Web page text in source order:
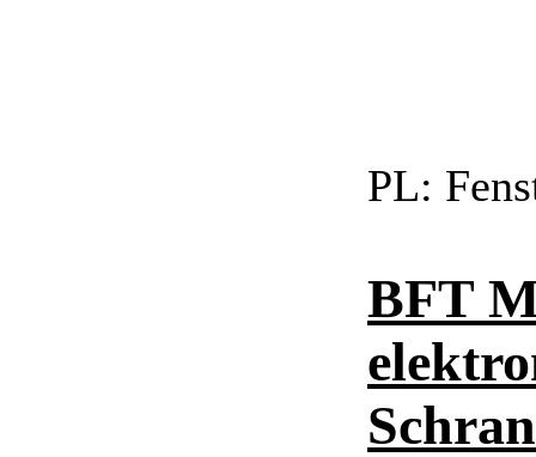
PL:
BFT